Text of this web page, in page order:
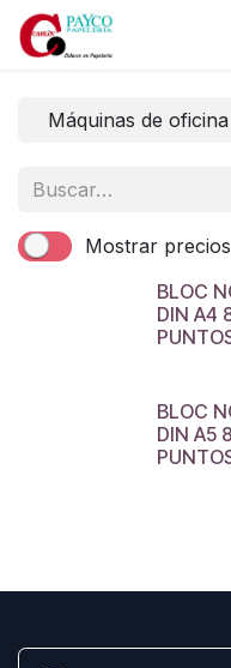
Ir al contenido
Máquinas de oficina
Mostrar
BLOC
DIN A4
BLOC
DIN A5